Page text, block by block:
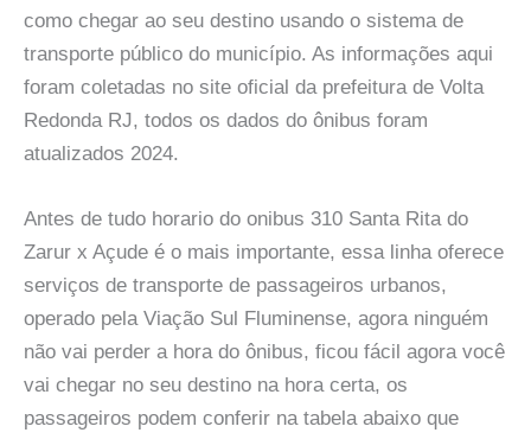
como chegar ao seu destino usando o sistema de
transporte público do município. As informações aqui
foram coletadas no site oficial da prefeitura de Volta
Redonda RJ, todos os dados do ônibus foram
atualizados 2024.
Antes de tudo horario do onibus 310 Santa Rita do
Zarur x Açude é o mais importante, essa linha oferece
serviços de transporte de passageiros urbanos,
operado pela Viação Sul Fluminense, agora ninguém
não vai perder a hora do ônibus, ficou fácil agora você
vai chegar no seu destino na hora certa, os
passageiros podem conferir na tabela abaixo que